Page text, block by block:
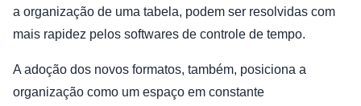
a organização de uma tabela, podem ser resolvidas com
mais rapidez pelos softwares de controle de tempo.
A adoção dos novos formatos, também, posiciona a
organização como um espaço em constante